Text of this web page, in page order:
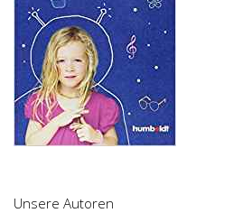
Unsere Autoren